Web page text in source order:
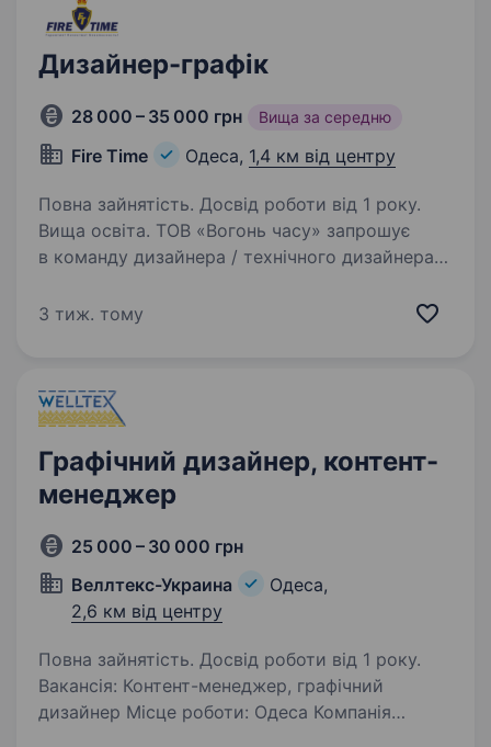
Дизайнер-графік
28 000 – 35 000 грн Вища за середню
Fire Time Одеса, 1,4 км від центру
Повна зайнятість. Досвід роботи від 1 року.
Вища освіта. ТОВ «Вогонь часу» запрошує
в команду дизайнера / технічного дизайнера
у сфері імпорту та дистрибуції товарів
3 тиж. тому
Графічний дизайнер, контент-
менеджер
25 000 – 30 000 грн
Веллтекс-Украина
Одеса,
2,6 км від центру
Повна зайнятість. Досвід роботи від 1 року.
Вакансія: Контент-менеджер, графічний
дизайнер Місце роботи: Одеса Компанія